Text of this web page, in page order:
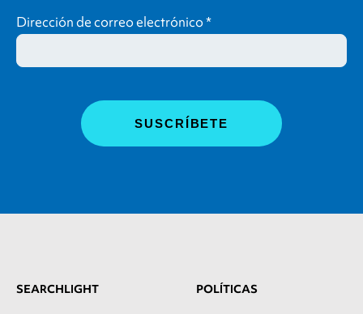
Dirección de correo electrónico*
SEARCHLIGHT POLÍTICAS